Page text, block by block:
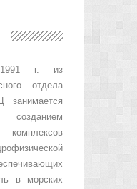
г. из
отдела
занимается
комплексов
в морских